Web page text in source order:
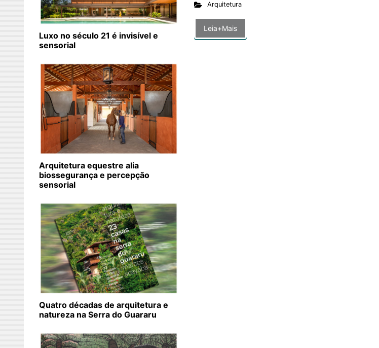
Arquitetura
Leia+Mais
Luxo no século 21 é invisível e
sensorial
Arquitetura equestre alia
biossegurança e percepção
sensorial
Quatro décadas de arquitetura e
natureza na Serra do Guararu